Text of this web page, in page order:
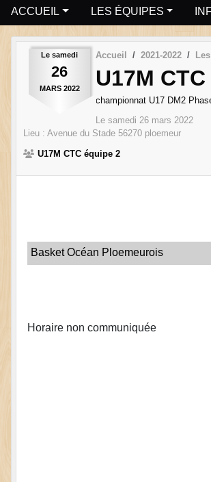
ACCUEIL LES ÉQUIPES
Le samedi
26
MARS 2022
Accueil 2021-2022
U17M
championnat U17 DM2
Le samedi 26 mars 2022
Lieu : Avenue du Stade 56270 ploemeur
U17M CTC équipe 2
Basket Océan Ploemeurois
Horaire non communiquée